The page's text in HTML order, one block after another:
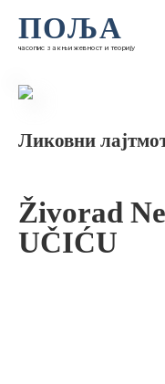
ПОЉА
часопис за књижевност и теорију
Ликовни
Živorad
UČIĆU